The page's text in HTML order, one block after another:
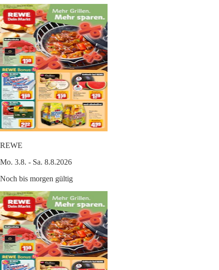
REWE
Mo. 3.8. - Sa. 8.8.2026
Noch bis morgen gültig